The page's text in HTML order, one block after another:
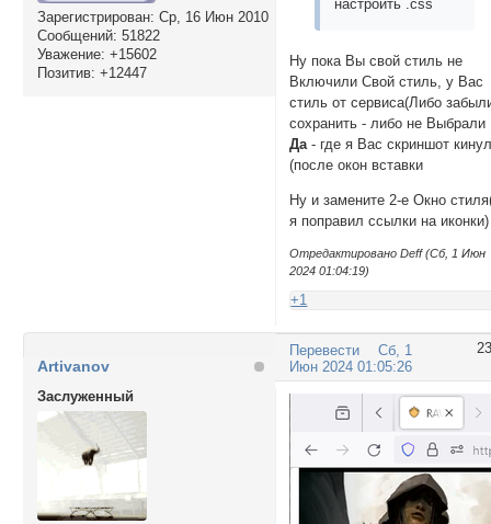
Зарегистрирован: Ср, 16 Июн 2010
Сообщений: 51822
Уважение: +15602
Позитив: +12447
настроить .css
Ну пока Вы свой стиль не
Включили Свой стиль, у Вас
стиль от сервиса(Либо
сохранить - либо не Выбрали
Да - где я Вас скриншот
(после окон вставки
Ну и замените 2-е Окно
я поправил ссылки на иконки)
Отредактировано Deff (Сб, 1 Июн
2024 01:04:19)
+1
Перевести 23
Сб, 1
Июн 2024 01:05:26
Artivanov
Заслуженный